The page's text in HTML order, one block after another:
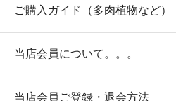
ご購入ガイド（多肉植物など）
当店会員について。。。
当店会員ご登録・退会方法